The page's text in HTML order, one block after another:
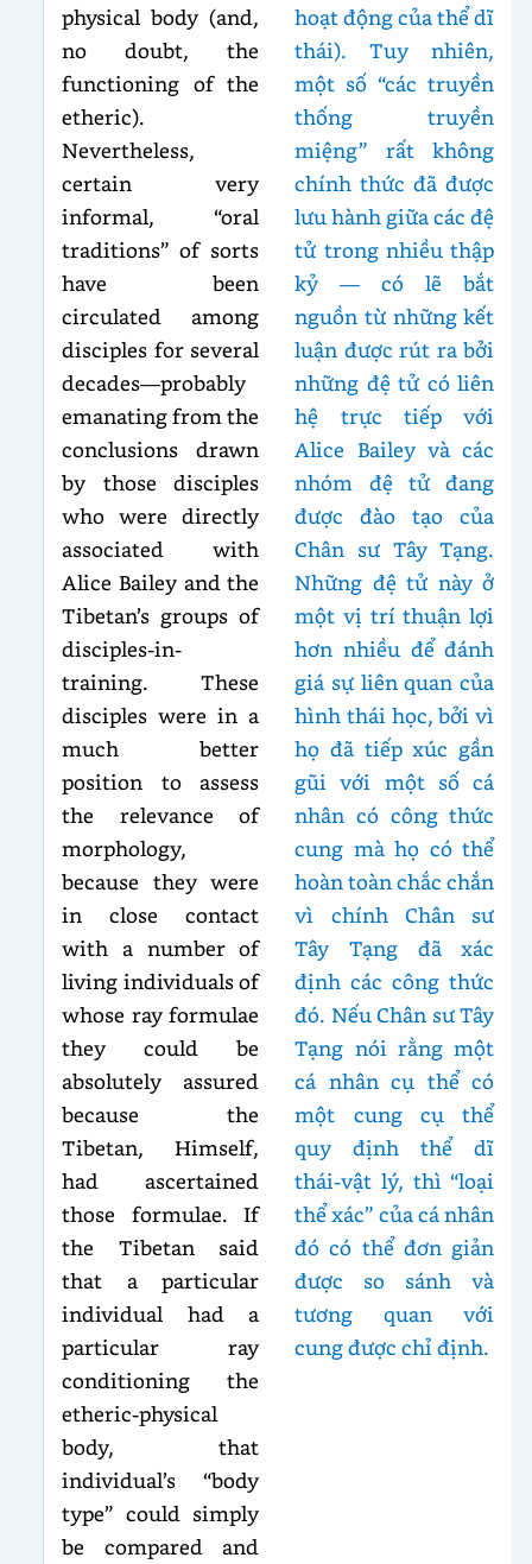
physical body (and,
no doubt, the
functioning of the
etheric).
Nevertheless,
certain very
informal, “oral
traditions” of sorts
have been
circulated among
disciples for several
decades—probably
emanating from the
conclusions drawn
by those disciples
who were directly
associated with
Alice Bailey and the
Tibetan’s groups of
disciples-in-
training. These
disciples were in a
much better
position to assess
the relevance of
morphology,
because they were
in close contact
with a number of
living individuals of
whose ray formulae
they could be
absolutely assured
because the
Tibetan, Himself,
had ascertained
those formulae. If
the Tibetan said
that a particular
individual had a
particular ray
conditioning the
etheric-physical
body, that
individual’s “body
type” could simply
be compared and
hoạt động của thể dĩ
thái). Tuy nhiên,
một số “các truyền
thống truyền
miệng” rất không
chính thức đã được
lưu hành giữa các đệ
tử trong nhiều thập
kỷ — có lẽ bắt
nguồn từ những kết
luận được rút ra bởi
những đệ tử có liên
hệ trực tiếp với
Alice Bailey và các
nhóm đệ tử đang
được đào tạo của
Chân sư Tây Tạng.
Những đệ tử này ở
một vị trí thuận lợi
hơn nhiều để đánh
giá sự liên quan của
hình thái học, bởi vì
họ đã tiếp xúc gần
gũi với một số cá
nhân có công thức
cung mà họ có thể
hoàn toàn chắc chắn
vì chính Chân sư
Tây Tạng đã xác
định các công thức
đó. Nếu Chân sư Tây
Tạng nói rằng một
cá nhân cụ thể có
một cung cụ thể
quy định thể dĩ
thái-vật lý, thì “loại
thể xác” của cá nhân
đó có thể đơn giản
được so sánh và
tương quan với
cung được chỉ định.